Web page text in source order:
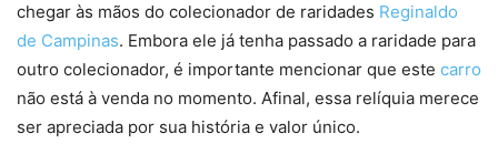
chegar às mãos do colecionador de raridades Reginaldo
de Campinas. Embora ele já tenha passado a raridade para
outro colecionador, é importante mencionar que este carro
não está à venda no momento. Afinal, essa relíquia merece
ser apreciada por sua história e valor único.